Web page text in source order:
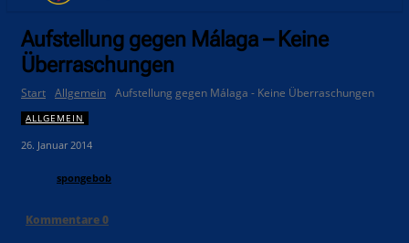
Aufstellung gegen Málaga – Keine
Überraschungen
Start Allgemein Aufstellung gegen Málaga - Keine Überraschungen
ALLGEMEIN
26. Januar 2014
spongebob
Kommentare0